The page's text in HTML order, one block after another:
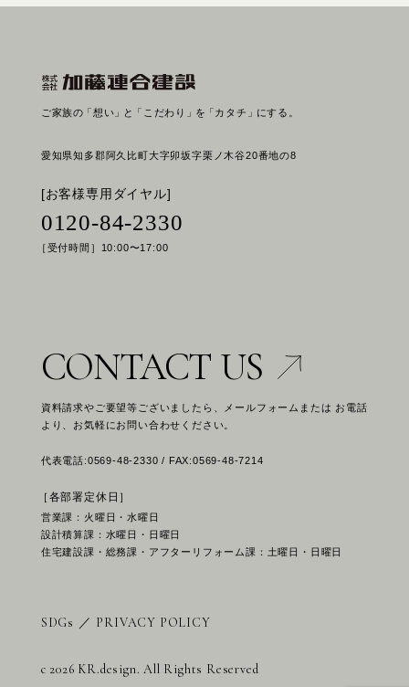
ご家族の「想い」と 「こだわり」を「カタチ」にする。
愛知県知多郡阿久比町大字卯坂字栗ノ木谷20番地の8
[お客様専用ダイヤル]
0120-84-2330
［受付時間］10:00〜17:00
CONTACT US
資料請求やご要望等ございましたら、メールフォームまたは お電話
より、お気軽にお問い合わせください。
代表電話:0569-48-2330 / FAX:0569-48-7214
［各部署定休日］
営業課：火曜日・水曜日
設計積算課：水曜日・日曜日
住宅建設課・総務課・アフターリフォーム課：土曜日・日曜日
SDGs ／ PRIVACY POLICY
c 2026 KR.design. All Rights Reserved